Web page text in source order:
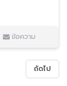
ข้อความ
ถัดไป